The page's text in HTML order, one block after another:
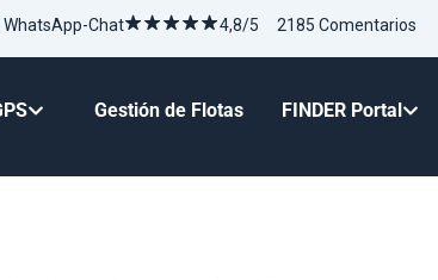
Chat 4,8/5 2185 Comentarios
Gestión de Flotas FINDER Portal